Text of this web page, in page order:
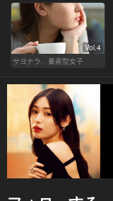
Vol.4
サヨナラ、量産型女子